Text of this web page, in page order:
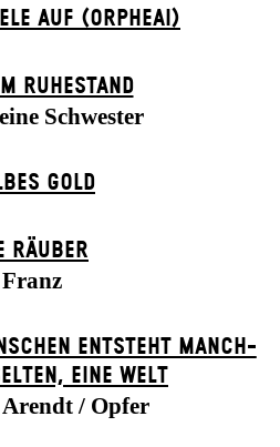
AUF (ORPHEAI)
RUHESTAND
Schwester
GOLD
RÄUBER
Franz
ENT­STEHT MANCH­
EINE WELT
/ Opfer